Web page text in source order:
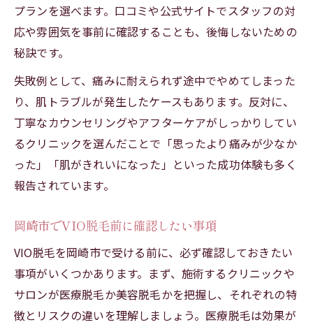
プランを選べます。口コミや公式サイトでスタッフの対
応や雰囲気を事前に確認することも、後悔しないための
秘訣です。
失敗例として、痛みに耐えられず途中でやめてしまった
り、肌トラブルが発生したケースもあります。反対に、
丁寧なカウンセリングやアフターケアがしっかりしてい
るクリニックを選んだことで「思ったより痛みが少なか
った」「肌がきれいになった」といった成功体験も多く
報告されています。
岡崎市でVIO脱毛前に確認したい事項
VIO脱毛を岡崎市で受ける前に、必ず確認しておきたい
事項がいくつかあります。まず、施術するクリニックや
サロンが医療脱毛か美容脱毛かを把握し、それぞれの特
徴とリスクの違いを理解しましょう。医療脱毛は効果が